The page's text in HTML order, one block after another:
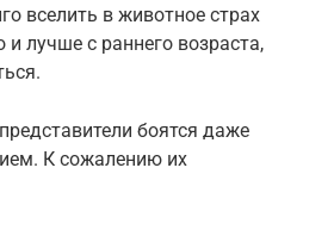
вселить в животное страх
лучше с раннего возраста,
боятся даже
К сожалению их